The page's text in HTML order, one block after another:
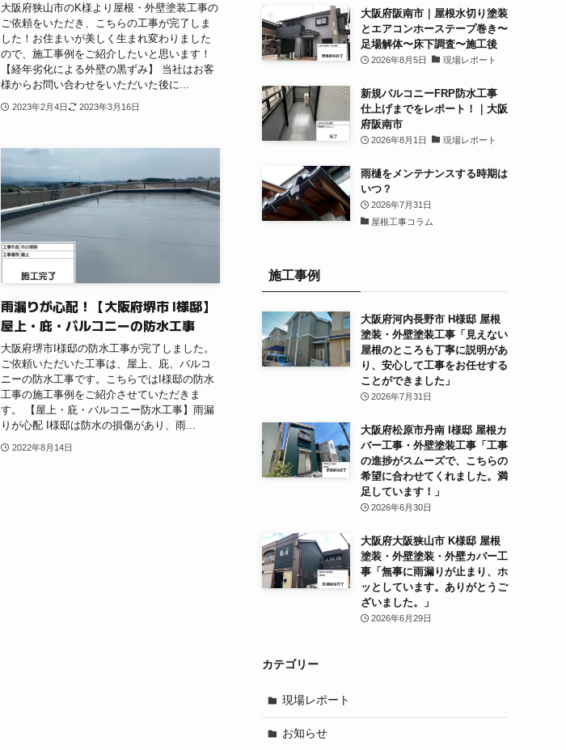
大阪府狭山市のK様より屋根・外壁塗装工事の
ご依頼をいただき、こちらの工事が完了しま
した！お住まいが美しく生まれ変わりました
ので、施工事例をご紹介したいと思います！
【経年劣化による外壁の黒ずみ】 当社はお客
様からお問い合わせをいただいた後に...
2023年2月4日 2023年3月16日
雨漏りが心配！【大阪府堺市 I様邸】
屋上・庇・バルコニーの防水工事
大阪府堺市I様邸の防水工事が完了しました。
ご依頼いただいた工事は、屋上、庇、バルコ
ニーの防水工事です。こちらではI様邸の防水
工事の施工事例をご紹介させていただきま
す。 【屋上・庇・バルコニー防水工事】雨漏
りが心配 I様邸は防水の損傷があり、雨...
2022年8月14日
大阪府阪南市｜屋根水切り塗装
とエアコンホーステープ巻き〜
足場解体〜床下調査〜施工後
2026年8月5日 現場レポート
新規バルコニーFRP防水工事
仕上げまでをレポート！｜大阪
府阪南市
2026年8月1日 現場レポート
雨樋をメンテナンスする時期は
いつ？
2026年7月31日
屋根工事コラム
施工事例
大阪府河内長野市 H様邸 屋根
塗装・外壁塗装工事「見えない
屋根のところも丁寧に説明があ
り、安心して工事をお任せする
ことができました」
2026年7月31日
大阪府松原市丹南 I様邸 屋根カ
バー工事・外壁塗装工事「工事
の進捗がスムーズで、こちらの
希望に合わせてくれました。満
足しています！」
2026年6月30日
大阪府大阪狭山市 K様邸 屋根
塗装・外壁塗装・外壁カバー工
事「無事に雨漏りが止まり、ホ
ッとしています。ありがとうご
ざいました。」
2026年6月29日
カテゴリー
現場レポート
お知らせ